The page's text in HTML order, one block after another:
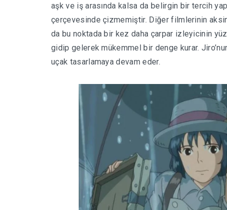
aşk ve iş arasında kalsa da belirgin bir tercih
çerçevesinde çizmemiştir. Diğer filmlerinin
da bu noktada bir kez daha çarpar izleyicinin
gidip gelerek mükemmel bir denge kurar.
uçak tasarlamaya devam eder.